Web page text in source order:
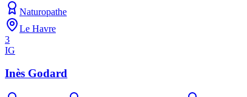
Naturopathe
Le Havre
3
IG
Inès Godard